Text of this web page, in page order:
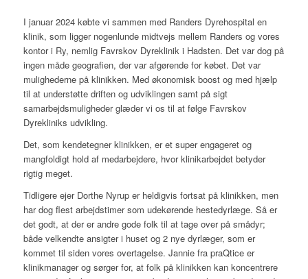
I januar 2024 købte vi sammen med Randers Dyrehospital en
klinik, som ligger nogenlunde midtvejs mellem Randers og vores
kontor i Ry, nemlig Favrskov Dyreklinik i Hadsten. Det var dog på
ingen måde geografien, der var afgørende for købet. Det var
mulighederne på klinikken. Med økonomisk boost og med hjælp
til at understøtte driften og udviklingen samt på sigt
samarbejdsmuligheder glæder vi os til at følge Favrskov
Dyrekliniks udvikling.
Det, som kendetegner klinikken, er et super engageret og
mangfoldigt hold af medarbejdere, hvor klinikarbejdet betyder
rigtig meget.
Tidligere ejer Dorthe Nyrup er heldigvis fortsat på klinikken, men
har dog flest arbejdstimer som udekørende hestedyrlæge. Så er
det godt, at der er andre gode folk til at tage over på smådyr;
både velkendte ansigter i huset og 2 nye dyrlæger, som er
kommet til siden vores overtagelse. Jannie fra praQtice er
klinikmanager og sørger for, at folk på klinikken kan koncentrere